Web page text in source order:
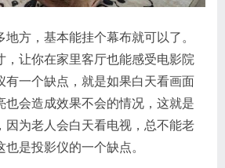
方，基本能挂个幕布就可以了。
，让你在家里客厅也能感受电影院
有一个缺点，就是如果白天看画面
也会造成效果不会的情况，这就是
因为老人会白天看电视，总不能老
是投影仪的一个缺点。